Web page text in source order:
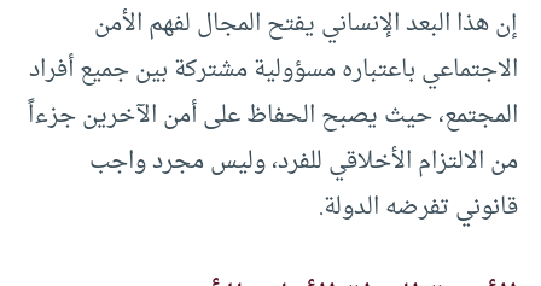
إن هذا البعد الإنساني يفتح المجال لفهم الأمن
الاجتماعي باعتباره مسؤولية مشتركة بين جميع أفراد
المجتمع، حيث يصبح الحفاظ على أمن الآخرين جزءاً
من الالتزام الأخلاقي للفرد، وليس مجرد واجب
قانوني تفرضه الدولة.